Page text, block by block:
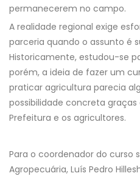
permanecerem no campo.
A realidade regional exige
parceria quando o assunto é
Historicamente, estudou-se
porém, a ideia de fazer um
praticar agricultura parecia
possibilidade concreta graças
Prefeitura e os agricultores.
Para o coordenador do curso
Agropecuária, Luís Pedro